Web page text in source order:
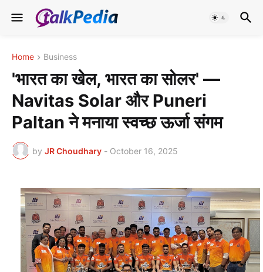
Home Business
'भारत का खेल, भारत का सोलर' —
Navitas Solar और Puneri
Paltan ने मनाया स्वच्छ ऊर्जा संगम
by JR Choudhary - October 16, 2025